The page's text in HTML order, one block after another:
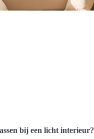
bij een licht interieur?